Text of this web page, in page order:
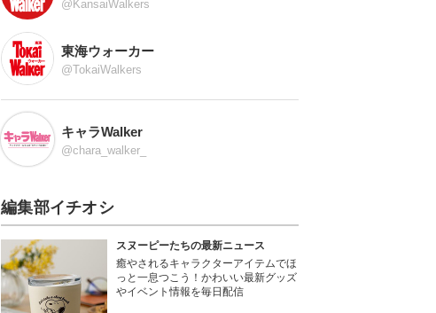
@KansaiWalkers
東海ウォーカー
@TokaiWalkers
キャラWalker
@chara_walker_
編集部イチオシ
スヌーピーたちの最新ニュース
癒やされるキャラクターアイテムでほ
っと一息つこう！かわいい最新グッズ
やイベント情報を毎日配信